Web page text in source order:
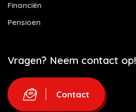
Financiën
Pensioen
Vragen? Neem contact op!
Contact